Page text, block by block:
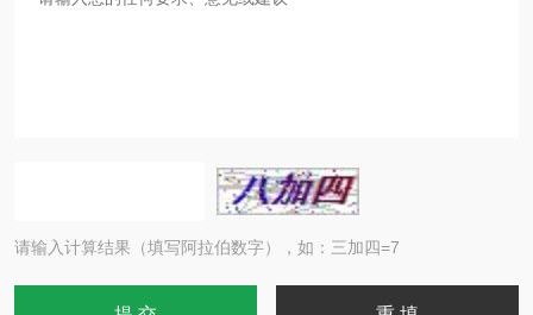
请输入计算结果（填写阿拉伯数字），如：三加四=7